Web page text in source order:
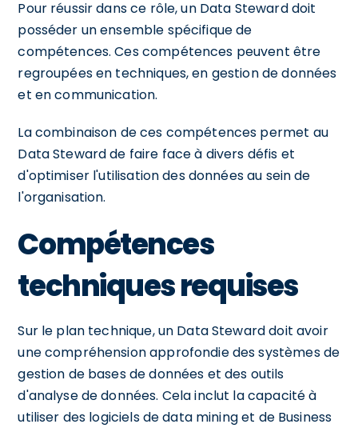
Pour réussir dans ce rôle, un Data Steward doit
posséder un ensemble spécifique de
compétences. Ces compétences peuvent être
regroupées en techniques, en gestion de données
et en communication.
La combinaison de ces compétences permet au
Data Steward de faire face à divers défis et
d'optimiser l'utilisation des données au sein de
l'organisation.
Compétences
techniques requises
Sur le plan technique, un Data Steward doit avoir
une compréhension approfondie des systèmes de
gestion de bases de données et des outils
d'analyse de données. Cela inclut la capacité à
utiliser des logiciels de data mining et de Business